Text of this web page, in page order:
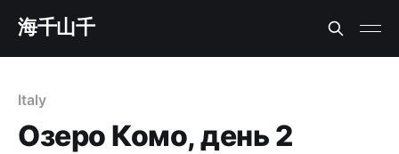
海千山千
Italy
Озеро Комо, день 2